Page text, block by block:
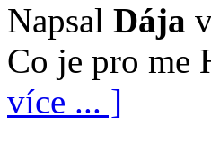
Napsal Dája
Co je pro me
více ... ]